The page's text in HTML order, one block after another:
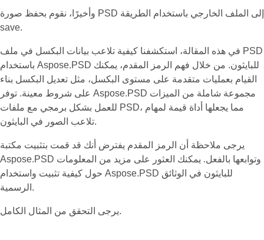
وأخيرًا، نقوم بحفظ صورة PSD إلى الملف الخارجي باستخدام الطريقة
save.
في هذه المقالة، استكشفنا كيفية تلاعب بيانات البكسل في ملف PSD
باستخدام Aspose.PSD للبايثون. من خلال فهم الرمز المقدم، يمكنك
القيام بعمليات متقدمة على مستوى البكسل، مثل تعديل البكسل بناء
على شروط معينة. توفر Aspose.PSD مجموعة شاملة من الميزات
للعمل بشكل برمجي مع ملفات PSD، مما يجعلها أداة قيمة لمهام
تلاعب الصور في البايثون.
يرجى ملاحظة أن الرمز المقدم يفترض أنك قد قمت بتثبيت مكتبة
Aspose.PSD وتوابعها بالفعل. يمكنك العثور على مزيد من المعلومات
حول كيفية تثبيت واستخدام Aspose.PSD للبايثون في الوثائق
الرسمية.
يرجى التحقق من المثال الكامل.